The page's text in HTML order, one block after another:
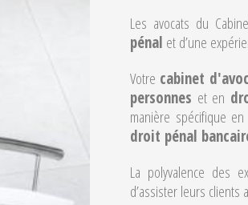
Les avocats du
pénal et d’une
Votre cabinet
personnes et en
manière spécifique en
droit pénal
La polyvalence des
d’assister leurs clients